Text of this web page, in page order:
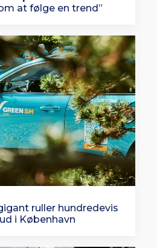
at følge en trend”
ruller hundredevis
i København